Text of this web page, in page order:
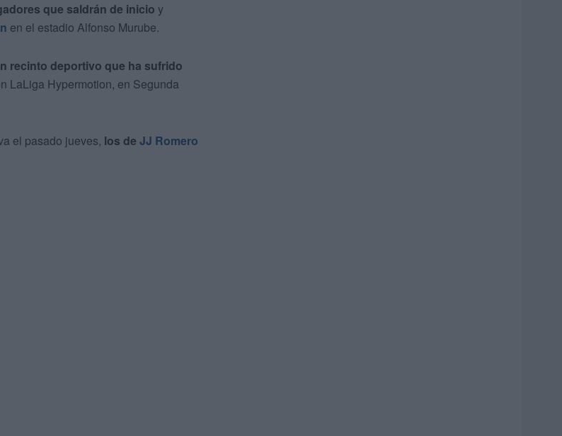
que saldrán de inicio y
en el estadio Alfonso Murube.
recinto deportivo que ha sufrido
LaLiga Hypermotion, en Segunda
el pasado jueves, los de JJ Romero